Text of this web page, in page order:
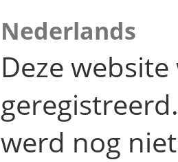
Nederlands
Deze
werd nog